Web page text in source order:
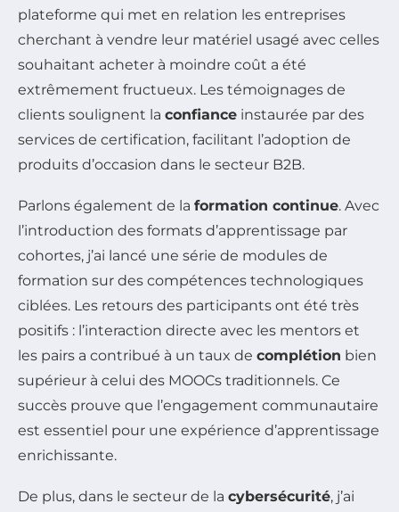
plateforme qui met en relation les entreprises
cherchant à vendre leur matériel usagé avec celles
souhaitant acheter à moindre coût a été
extrêmement fructueux. Les témoignages de
clients soulignent la confiance instaurée par des
services de certification, facilitant l’adoption de
produits d’occasion dans le secteur B2B.
Parlons également de la formation continue. Avec
l’introduction des formats d’apprentissage par
cohortes, j’ai lancé une série de modules de
formation sur des compétences technologiques
ciblées. Les retours des participants ont été très
positifs : l’interaction directe avec les mentors et
les pairs a contribué à un taux de complétion bien
supérieur à celui des MOOCs traditionnels. Ce
succès prouve que l’engagement communautaire
est essentiel pour une expérience d’apprentissage
enrichissante.
De plus, dans le secteur de la cybersécurité, j’ai